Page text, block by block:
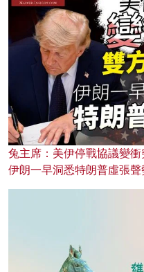
兔主席：美伊停戰協議變
伊朗一早洞悉特朗普虛張聲